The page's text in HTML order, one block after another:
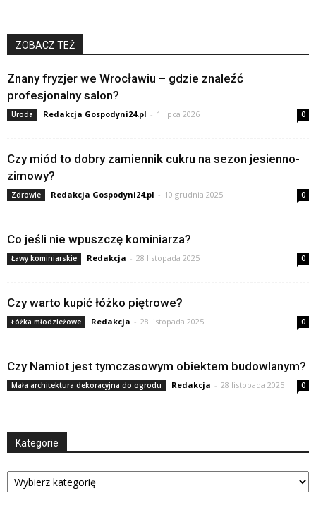
ZOBACZ TEŻ
Znany fryzjer we Wrocławiu – gdzie znaleźć
profesjonalny salon?
Uroda Redakcja Gospodyni24.pl - 1 lipca 2026 0
Czy miód to dobry zamiennik cukru na sezon jesienno-
zimowy?
Zdrowie Redakcja Gospodyni24.pl - 10 grudnia 2025 0
Co jeśli nie wpuszczę kominiarza?
Ławy kominiarskie Redakcja - 28 listopada 2025 0
Czy warto kupić łóżko piętrowe?
Łóżka młodzieżowe Redakcja - 28 listopada 2025 0
Czy Namiot jest tymczasowym obiektem budowlanym?
Mała architektura dekoracyjna do ogrodu Redakcja - 28 listopada 2025 0
Kategorie
Kategorie